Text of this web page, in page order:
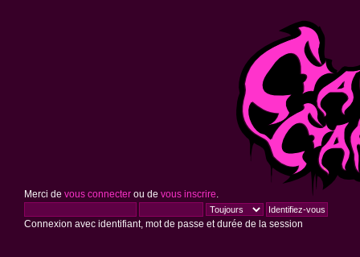
Merci de vous connecterou de vous inscrire
Connexion avec identifiant, mot de passe et durée de la session